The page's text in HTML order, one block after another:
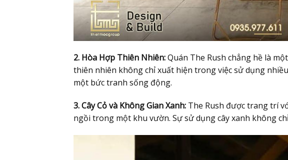
2. Hòa Hợp Thiên Nhiên:Quán The Rush chẳng hề là
thiên nhiên không chỉ xuất hiện trong việc sử dụng
một bức tranh sống động.
3. Cây Cỏ và Không Gian Xanh: The Rush được trang trí
ngồi trong một khu vườn. Sự sử dụng cây xanh không